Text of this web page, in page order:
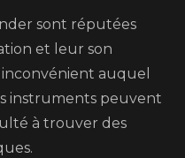
sont réputées
et leur son
auquel
instruments peuvent
à trouver des